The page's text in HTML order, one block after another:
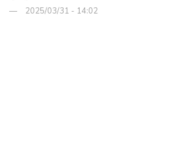
2025/03/31 - 14:02